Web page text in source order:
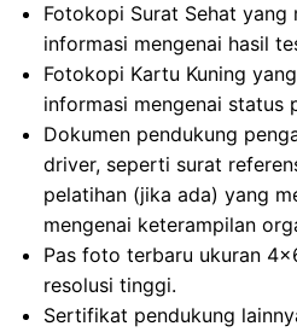
Fotokopi Surat Sehat yang
informasi mengenai hasil
Fotokopi Kartu Kuning
informasi mengenai status
Dokumen pendukung
driver, seperti surat
pelatihan (jika ada) yang
mengenai keterampilan
Pas foto terbaru ukuran
resolusi tinggi.
Sertifikat pendukung